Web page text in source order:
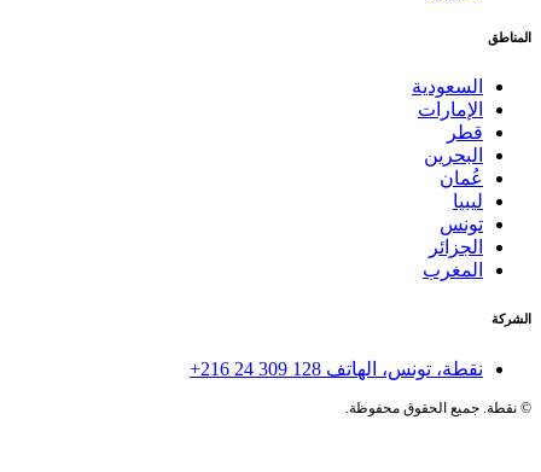
المناطق
السعودية
الإمارات
قطر
البحرين
عُمان
ليبيا
تونس
الجزائر
المغرب
الشركة
نقطة، تونس، الهاتف+216 24 309 128
©نقطة. جميع الحقوق محفوظة.